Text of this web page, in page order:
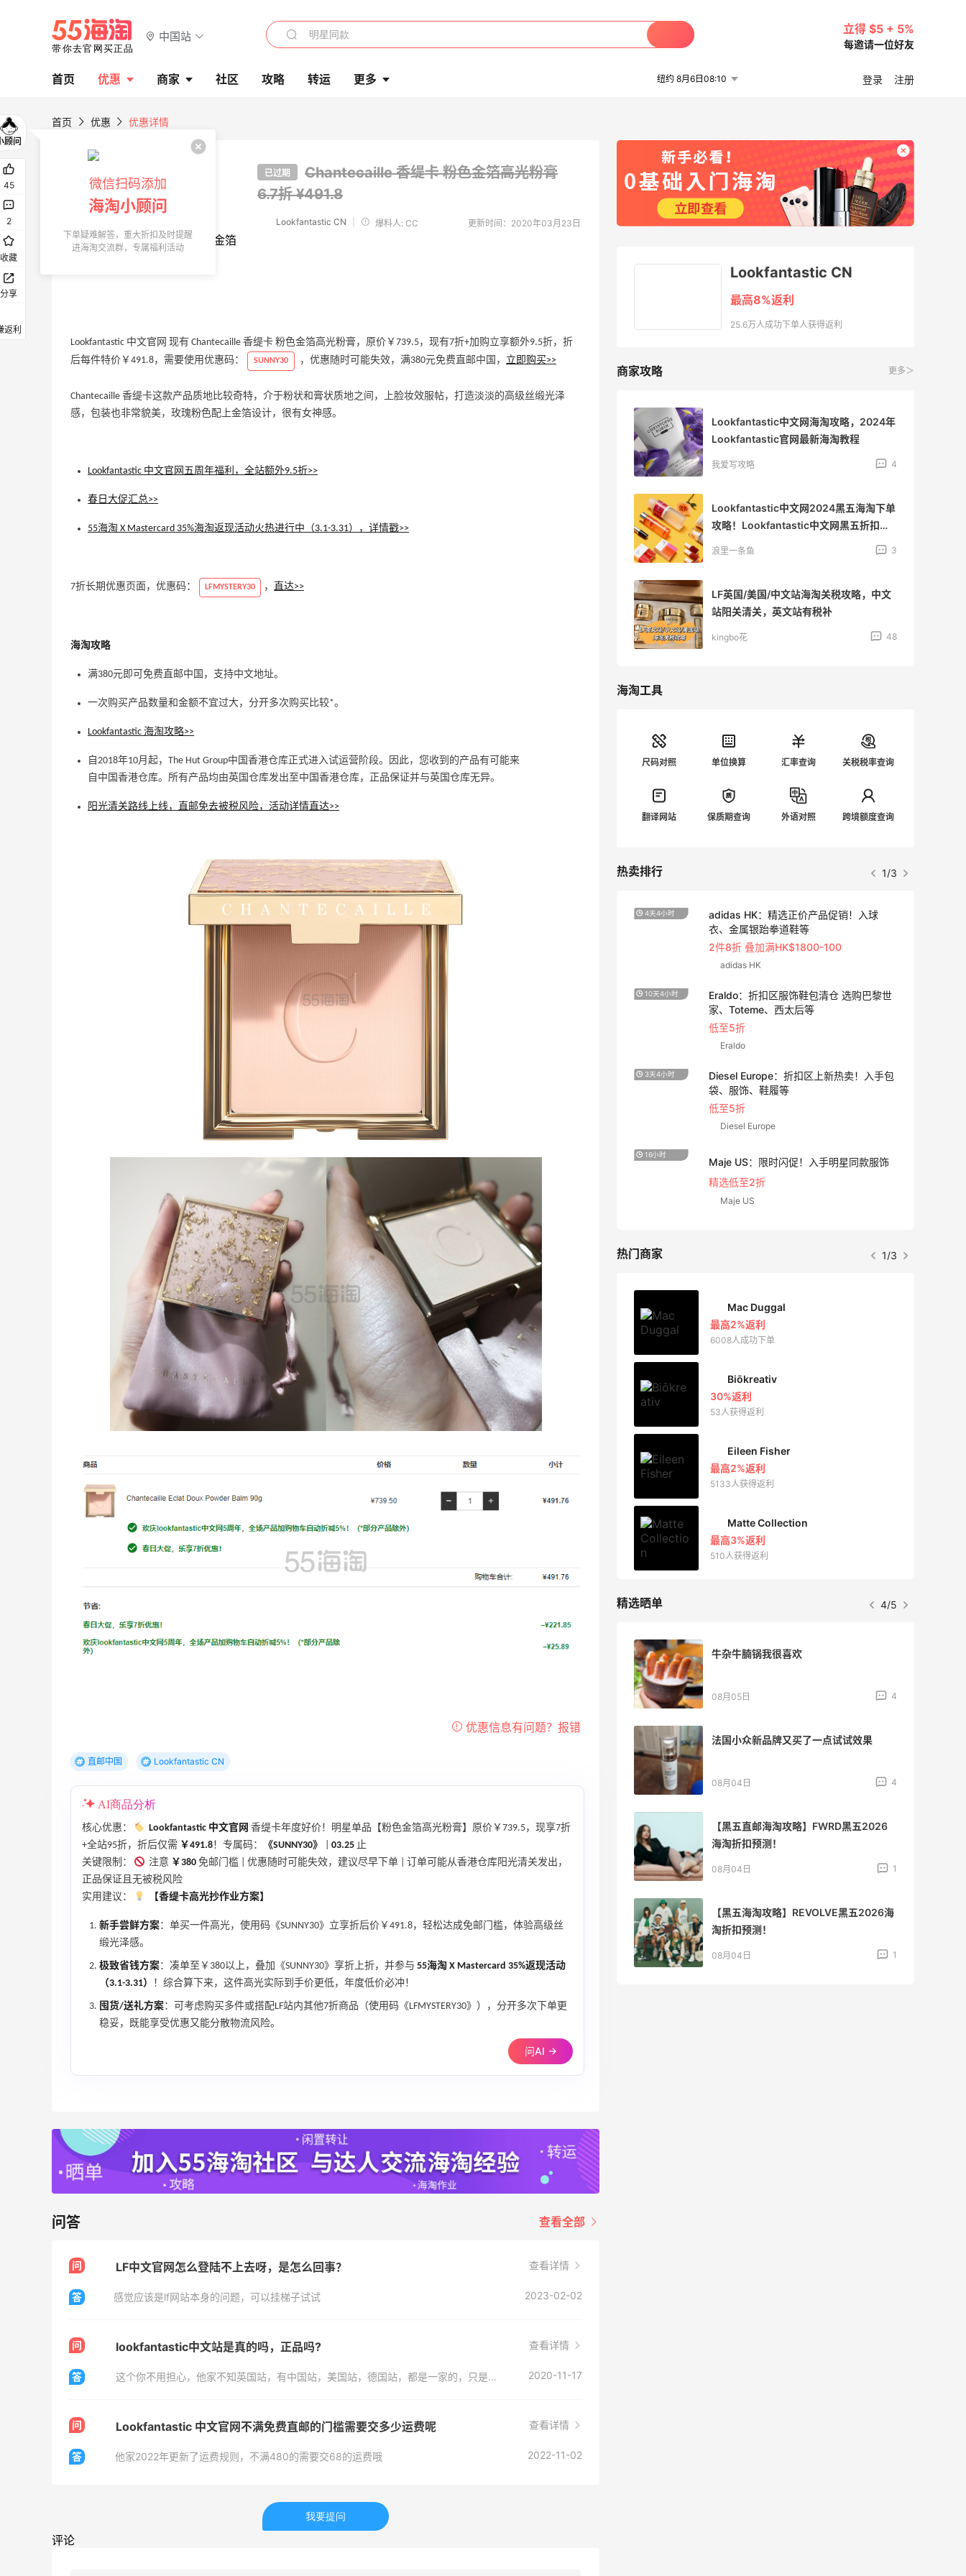
中国站
立得 $5 + 5%
每邀请一位好友
首页 优惠 商家 社区 攻略 转运 更多 纽约 8月6日08:10 登录 注册
首页 优惠 优惠详情
已过期
Chantecaille 香缇卡 粉色金箔高光粉膏
6.7折 ¥491.8
Lookfantastic CN 爆料人: CC 更新时间：2020年03月23日
Lookfantastic 中文官网 现有 Chantecaille 香缇卡 粉色金箔高光粉膏，原价￥739.5，现有7折+加购立享额外9.5折，折
后每件特价￥491.8，需要使用优惠码：
SUNNY30 ，优惠随时可能失效，满380元免费直邮中国， 立即购买>>
Chantecaille 香缇卡这款产品质地比较奇特，介于粉状和膏状质地之间，上脸妆效服帖，打造淡淡的高级丝缎光泽
感，包装也非常貌美，玫瑰粉色配上金箔设计，很有女神感。
Lookfantastic 中文官网五周年福利，全站额外9.5折>>
春日大促汇总>>
55海淘 X Mastercard 35%海淘返现活动火热进行中（3.1-3.31），详情戳>>
7折长期优惠页面，优惠码： LFMYSTERY30 ， 直达>>
海淘攻略
满380元即可免费直邮中国，支持中文地址。
一次购买产品数量和金额不宜过大，分开多次购买比较*。
Lookfantastic 海淘攻略>>
自2018年10月起，The Hut Group中国香港仓库正式进入试运营阶段。因此，您收到的产品有可能来
自中国香港仓库。所有产品均由英国仓库发出至中国香港仓库，正品保证并与英国仓库无异。
阳光清关路线上线，直邮免去被税风险，活动详情直达>>
直邮中国 Lookfantastic CN
AI商品分析
核心优惠： Lookfantastic 中文官网 香缇卡年度好价！明星单品【粉色金箔高光粉膏】原价￥739.5，现享7折
+全站95折，折后仅需 ￥491.8！专属码： 《SUNNY30》 03.25 止
关键限制：
注意 ￥380 免邮门槛 | 优惠随时可能失效，建议尽早下单 | 订单可能从香港仓库阳光清关发出，
正品保证且无被税风险
实用建议：
【香缇卡高光抄作业方案】
新手尝鲜方案：单买一件高光，使用码《SUNNY30》立享折后价￥491.8，轻松达成免邮门槛，体验高级丝
缎光泽感。
极致省钱方案：凑单至￥380以上，叠加《SUNNY30》享折上折，并参与 55海淘 X Mastercard 35%返现活动
（3.1-3.31）
！综合算下来，这件高光实际到手价更低，年度低价必冲！
囤货/送礼方案：可考虑购买多件或搭配LF站内其他7折商品（使用码《LFMYSTERY30》），分开多次下单更
稳妥，既能享受优惠又能分散物流风险。
问AI →
问答 查看全部
问 LF中文官网怎么登陆不上去呀，是怎么回事？ 查看详情
答 感觉应该是lf网站本身的问题，可以挂梯子试试 2023-02-02
问 lookfantastic中文站是真的吗，正品吗? 查看详情
答 这个你不用担心，他家不知英国站，有中国站，美国站，德国站，都是一家的，只是不同站点，不要因为是中文就怕是假的，人家是担心中国人海淘不方便看外文，特地设立中国站，放心买吧！ 2020-11-17
问 Lookfantastic 中文官网不满免费直邮的门槛需要交多少运费呢 查看详情
答 他家2022年更新了运费规则，不满480的需要交68的运费哦 2022-11-02
我要提问
评论
Lookfantastic CN
最高8%返利
25.6万人成功下单人获得返利
商家攻略 更多＞
Lookfantastic中文网海淘攻略，2024年
Lookfantastic官网最新海淘教程
我爱写攻略 4
Lookfantastic中文网2024黑五海淘下单
攻略！Lookfantastic中文网黑五折扣预
浪里一条鱼 3
LF英国/美国/中文站海淘关税攻略，中文
站阳关清关，英文站有税补
kingbo花 48
海淘工具
尺码对照 单位换算 汇率查询 关税税率查询
翻译网站 保质期查询 外语对照 跨境额度查询
热卖排行 1/3
低至2折 千鸟格连衣裙$95
【55专享】Base Blu：时尚上新热卖 关注
LN-CC：限时大促！入手 Ganni、Acne、
11天10小时
Mytheresa：折扣区时尚上新热卖 关注
TOTEME、ZIMMERMAN 等
享额外9折
Mytheresa
8天4小时
STUDIOS、GUCCI 等
无门槛7.5折
iHerb
Sephora：8月美妆满赠及折扣详情汇总更
每档门槛、折扣码及赠品一览
Sephora
4天4小时
adidas HK：精选正价产品促销！入球
衣、金属银跆拳道鞋等
2件8折 叠加满HK$1800-100
adidas HK
10天4小时
Eraldo：折扣区服饰鞋包清仓 选购巴黎世
家、Toteme、西太后等
低至5折
Eraldo
3天4小时
Diesel Europe：折扣区上新热卖！入手包
袋、服饰、鞋履等
低至5折
Diesel Europe
16小时
Maje US：限时闪促！入手明星同款服饰
精选低至2折
Maje US
热门商家 1/3
ERGO Baby
4%返利
62人获得返利
Belly Bandit
4%返利
42人获得返利
RFM Denim
6%返利
85人获得返利
Private Internet Access VPN
最高70%返利
185人获得返利
COUTR
Mac Duggal
最高2%返利
6008人成功下单
Biōkreativ
30%返利
53人获得返利
Eileen Fisher
最高2%返利
5133人获得返利
Matte Collection
最高3%返利
510人获得返利
精选晒单 4/5
吗？
FWRD美网2026黑五海淘活动什么时候
开始？
08月05日 3
2026海淘折扣预测！
柏瑞美黑瓶和白瓶哪个好用？混油皮选了
淘宝买柏瑞美定妆喷雾跳55海淘！返利
08月05日
牛杂牛腩锅我很喜欢
08月05日 4
法国小众新品牌又买了一点试试效果
08月04日 4
【黑五直邮海淘攻略】FWRD黑五2026
海淘折扣预测！
08月04日 1
【黑五海淘攻略】REVOLVE黑五2026海
淘折扣预测！
08月04日 1
45
2
收藏
分享
返利
微信扫码添加
海淘小顾问
下单疑难解答，重大折扣及时提醒
进海淘交流群，专属福利活动